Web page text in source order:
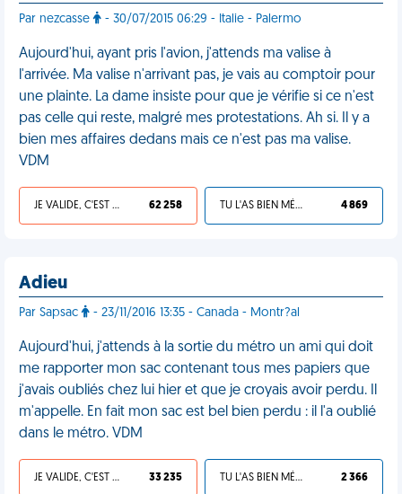
Par nezcasse - 30/07/2015 06:29 - Italie - Palermo
Aujourd'hui, ayant pris l'avion, j'attends ma valise à
l'arrivée. Ma valise n'arrivant pas, je vais au comptoir pour
une plainte. La dame insiste pour que je vérifie si ce n'est
pas celle qui reste, malgré mes protestations. Ah si. Il y a
bien mes affaires dedans mais ce n'est pas ma valise.
VDM
JE VALIDE, C'EST UNE VDM 62 258 TU L'AS BIEN MÉRITÉ 4 869
Adieu
Par Sapsac - 23/11/2016 13:35 - Canada - Montr?al
Aujourd'hui, j'attends à la sortie du métro un ami qui doit
me rapporter mon sac contenant tous mes papiers que
j'avais oubliés chez lui hier et que je croyais avoir perdu. Il
m'appelle. En fait mon sac est bel bien perdu : il l'a oublié
dans le métro. VDM
JE VALIDE, C'EST UNE VDM 33 235 TU L'AS BIEN MÉRITÉ 2 366